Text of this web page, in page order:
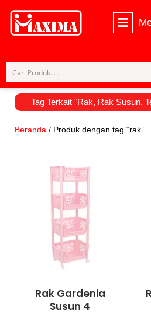
Lompat
Tag Terkait "Rak, Rak Susun,
Beranda / Produk dengan tag “rak”
Rak Gardenia
Susun 4